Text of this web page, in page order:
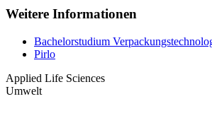
Weitere Informationen
Bachelorstudium
Pirlo
Applied Life Sciences
Umwelt